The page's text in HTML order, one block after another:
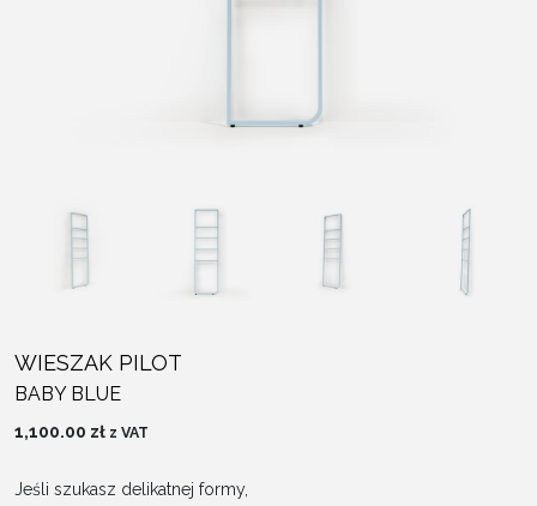
WIESZAK PILOT
BABY BLUE
1,100.00 zł z VAT
Jeśli szukasz delikatnej formy,